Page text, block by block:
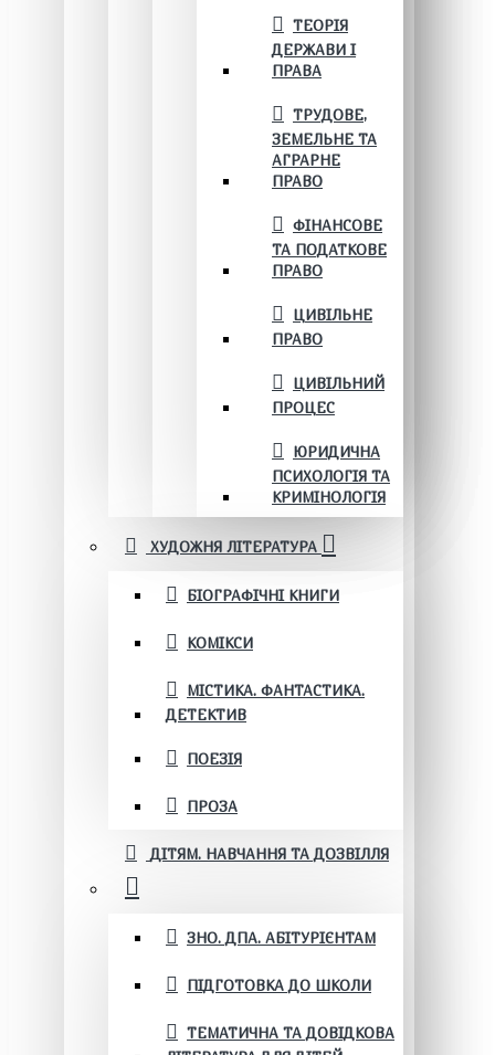
ТЕОРІЯ
ДЕРЖАВИ І
ПРАВА
ТРУДОВЕ,
ЗЕМЕЛЬНЕ ТА
АГРАРНЕ
ПРАВО
ФІНАНСОВЕ
ТА ПОДАТКОВЕ
ПРАВО
ЦИВІЛЬНЕ
ПРАВО
ЦИВІЛЬНИЙ
ПРОЦЕС
ЮРИДИЧНА
ПСИХОЛОГІЯ ТА
КРИМІНОЛОГІЯ
ХУДОЖНЯ ЛІТЕРАТУРА
БІОГРАФІЧНІ КНИГИ
КОМІКСИ
МІСТИКА. ФАНТАСТИКА.
ДЕТЕКТИВ
ПОЕЗІЯ
ПРОЗА
ДІТЯМ. НАВЧАННЯ ТА ДОЗВІЛЛЯ
ЗНО. ДПА. АБІТУРІЄНТАМ
ПІДГОТОВКА ДО ШКОЛИ
ТЕМАТИЧНА ТА ДОВІДКОВА